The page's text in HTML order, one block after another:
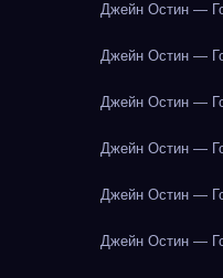
Джейн Остин —
Джейн Остин —
Джейн Остин —
Джейн Остин —
Джейн Остин —
Джейн Остин —